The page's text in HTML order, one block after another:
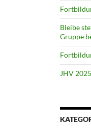
Bleibe
Gruppe
JHV